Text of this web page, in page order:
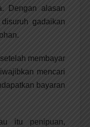
Dengan alasan
gadaikan
membayar
mencari
bayaran
itu penipuan,